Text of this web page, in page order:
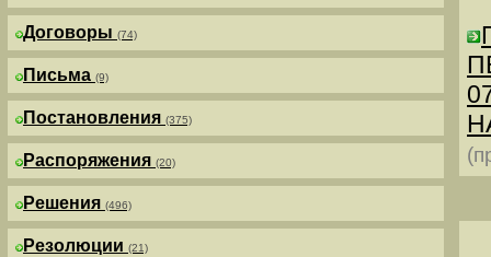
Договоры (74)
Письма (9)
Постановления (375)
Распоряжения (20)
Решения (496)
Резолюции (21)